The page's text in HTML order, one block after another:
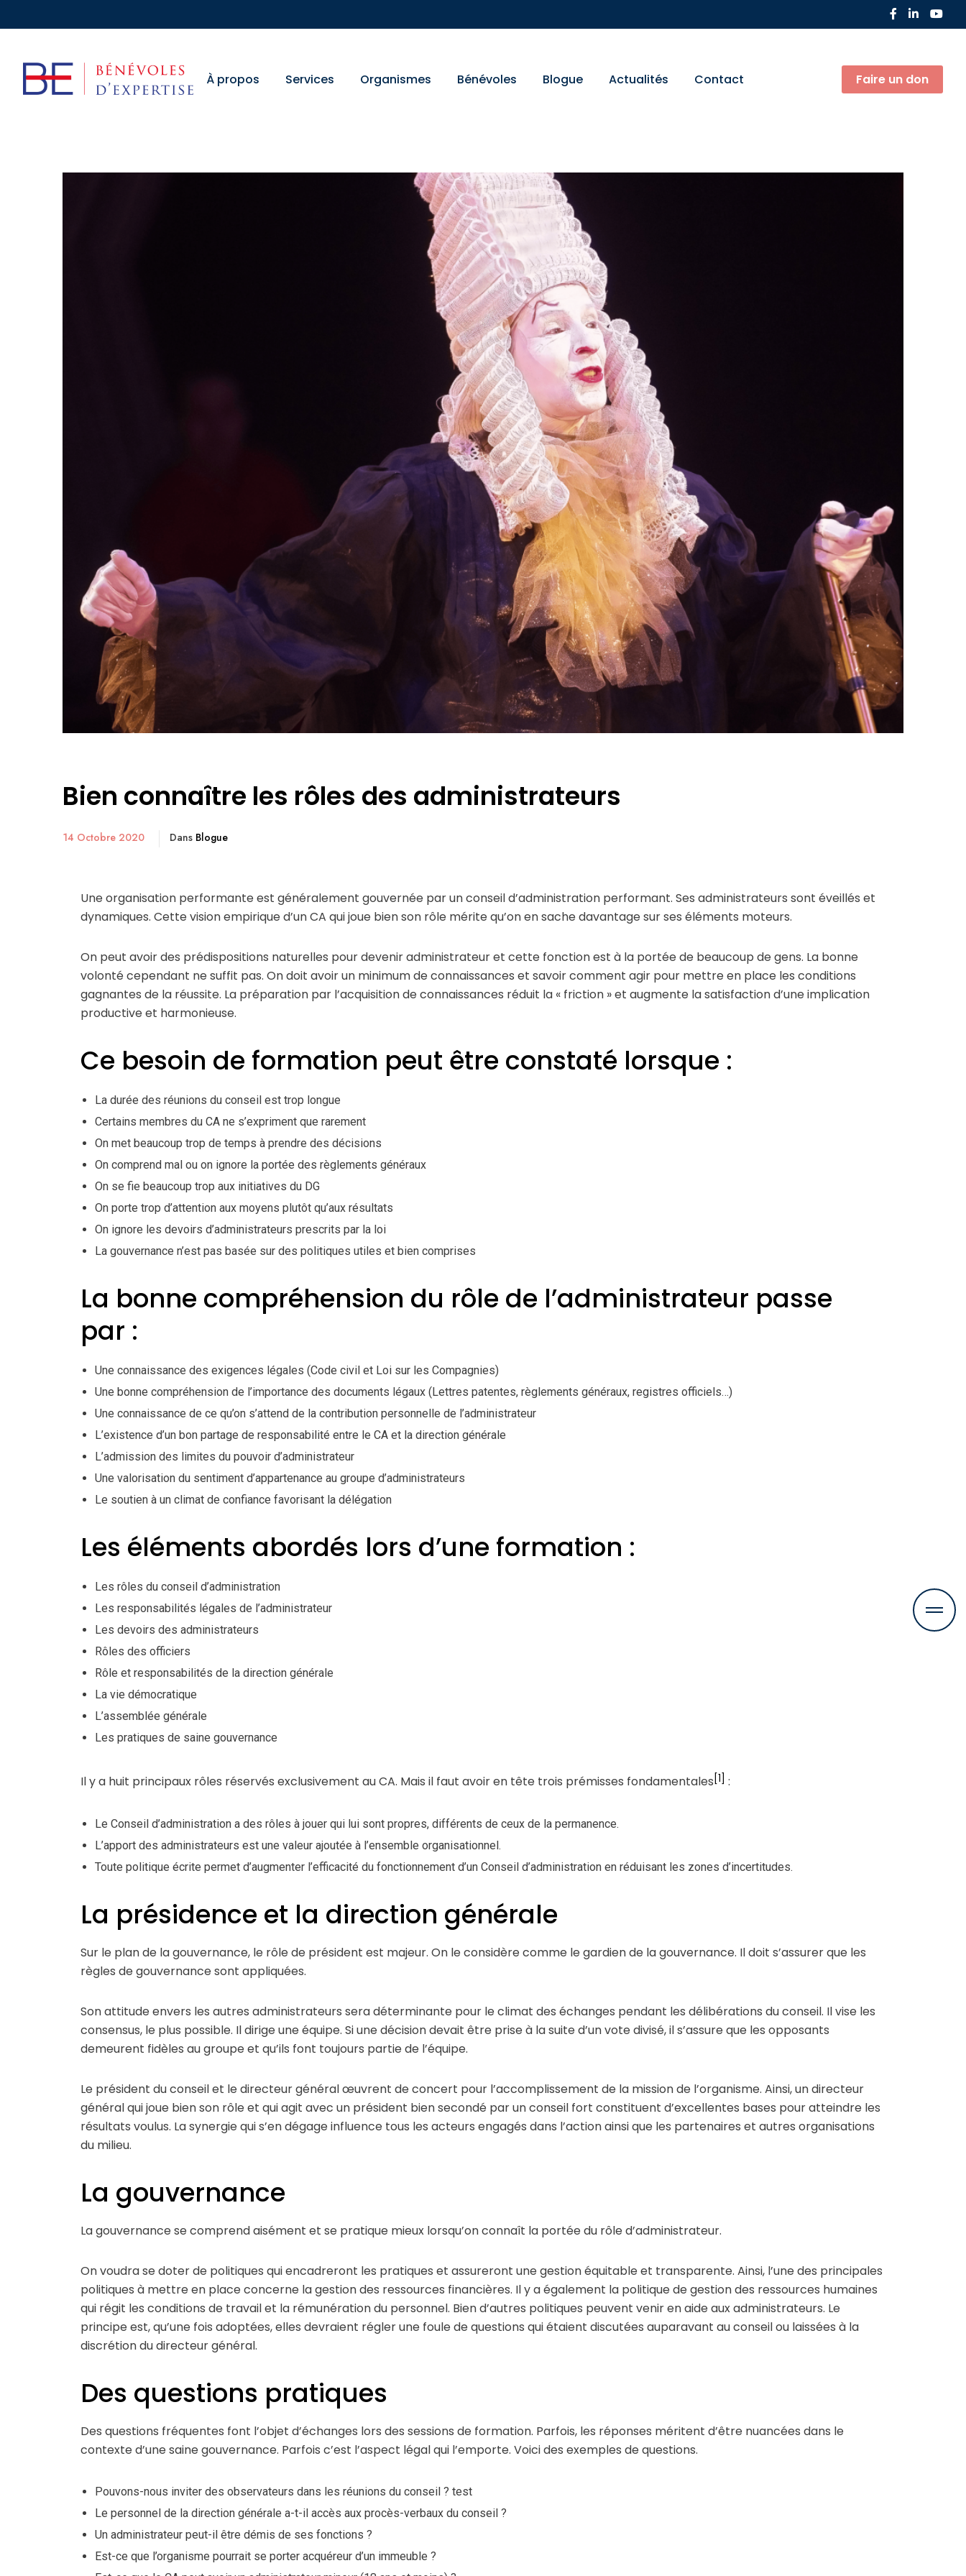
À propos Services Organismes Bénévoles Blogue Actualités Contact Faire un don
Bien connaître les rôles des administrateurs
14 Octobre 2020 Dans Blogue
Une organisation performante est généralement gouvernée par un conseil d’administration performant. Ses administrateurs sont éveillés et
dynamiques. Cette vision empirique d’un CA qui joue bien son rôle mérite qu’on en sache davantage sur ses éléments moteurs.
On peut avoir des prédispositions naturelles pour devenir administrateur et cette fonction est à la portée de beaucoup de gens. La bonne
volonté cependant ne suffit pas. On doit avoir un minimum de connaissances et savoir comment agir pour mettre en place les conditions
gagnantes de la réussite. La préparation par l’acquisition de connaissances réduit la « friction » et augmente la satisfaction d’une implication
productive et harmonieuse.
Ce besoin de formation peut être constaté lorsque :
La durée des réunions du conseil est trop longue
Certains membres du CA ne s’expriment que rarement
On met beaucoup trop de temps à prendre des décisions
On comprend mal ou on ignore la portée des règlements généraux
On se fie beaucoup trop aux initiatives du DG
On porte trop d’attention aux moyens plutôt qu’aux résultats
On ignore les devoirs d’administrateurs prescrits par la loi
La gouvernance n’est pas basée sur des politiques utiles et bien comprises
La bonne compréhension du rôle de l’administrateur passe
par :
Une connaissance des exigences légales (Code civil et Loi sur les Compagnies)
Une bonne compréhension de l’importance des documents légaux (Lettres patentes, règlements généraux, registres officiels…)
Une connaissance de ce qu’on s’attend de la contribution personnelle de l’administrateur
L’existence d’un bon partage de responsabilité entre le CA et la direction générale
L’admission des limites du pouvoir d’administrateur
Une valorisation du sentiment d’appartenance au groupe d’administrateurs
Le soutien à un climat de confiance favorisant la délégation
Les éléments abordés lors d’une formation :
Les rôles du conseil d’administration
Les responsabilités légales de l’administrateur
Les devoirs des administrateurs
Rôles des officiers
Rôle et responsabilités de la direction générale
La vie démocratique
L’assemblée générale
Les pratiques de saine gouvernance
Il y a huit principaux rôles réservés exclusivement au CA. Mais il faut avoir en tête trois prémisses fondamentales [1] :
Le Conseil d’administration a des rôles à jouer qui lui sont propres, différents de ceux de la permanence.
L’apport des administrateurs est une valeur ajoutée à l’ensemble organisationnel.
Toute politique écrite permet d’augmenter l’efficacité du fonctionnement d’un Conseil d’administration en réduisant les zones d’incertitudes.
La présidence et la direction générale
Sur le plan de la gouvernance, le rôle de président est majeur. On le considère comme le gardien de la gouvernance. Il doit s’assurer que les
règles de gouvernance sont appliquées.
Son attitude envers les autres administrateurs sera déterminante pour le climat des échanges pendant les délibérations du conseil. Il vise les
consensus, le plus possible. Il dirige une équipe. Si une décision devait être prise à la suite d’un vote divisé, il s’assure que les opposants
demeurent fidèles au groupe et qu’ils font toujours partie de l’équipe.
Le président du conseil et le directeur général œuvrent de concert pour l’accomplissement de la mission de l’organisme. Ainsi, un directeur
général qui joue bien son rôle et qui agit avec un président bien secondé par un conseil fort constituent d’excellentes bases pour atteindre les
résultats voulus. La synergie qui s’en dégage influence tous les acteurs engagés dans l’action ainsi que les partenaires et autres organisations
du milieu.
La gouvernance
La gouvernance se comprend aisément et se pratique mieux lorsqu’on connaît la portée du rôle d’administrateur.
On voudra se doter de politiques qui encadreront les pratiques et assureront une gestion équitable et transparente. Ainsi, l’une des principales
politiques à mettre en place concerne la gestion des ressources financières. Il y a également la politique de gestion des ressources humaines
qui régit les conditions de travail et la rémunération du personnel. Bien d’autres politiques peuvent venir en aide aux administrateurs. Le
principe est, qu’une fois adoptées, elles devraient régler une foule de questions qui étaient discutées auparavant au conseil ou laissées à la
discrétion du directeur général.
Des questions pratiques
Des questions fréquentes font l’objet d’échanges lors des sessions de formation. Parfois, les réponses méritent d’être nuancées dans le
contexte d’une saine gouvernance. Parfois c’est l’aspect légal qui l’emporte. Voici des exemples de questions.
Pouvons-nous inviter des observateurs dans les réunions du conseil ? test
Le personnel de la direction générale a-t-il accès aux procès-verbaux du conseil ?
Un administrateur peut-il être démis de ses fonctions ?
Est-ce que l’organisme pourrait se porter acquéreur d’un immeuble ?